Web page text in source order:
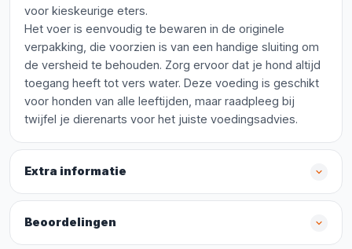
voor kieskeurige eters.
Het voer is eenvoudig te bewaren in de originele
verpakking, die voorzien is van een handige sluiting om
de versheid te behouden. Zorg ervoor dat je hond altijd
toegang heeft tot vers water. Deze voeding is geschikt
voor honden van alle leeftijden, maar raadpleeg bij
twijfel je dierenarts voor het juiste voedingsadvies.
Extra informatie
Beoordelingen